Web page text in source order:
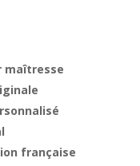
maîtresse
française